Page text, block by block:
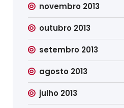
novembro 2013
outubro 2013
setembro 2013
agosto 2013
julho 2013